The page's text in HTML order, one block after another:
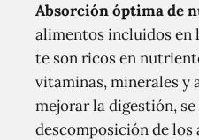
Absorción óptima de
alimentos incluidos en
te son ricos en
vitaminas, minerales y
mejorar la digestión,
descomposición de